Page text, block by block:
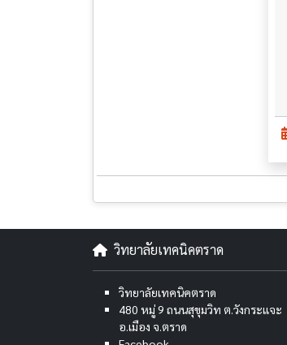
วิทยาลัยเทคนิคตราด
วิทยาลัยเทคนิคตราด
480 หมู่ 9 ถนนสุขุมวิท ต.วังกระแจะ
อ.เมือง จ.ตราด